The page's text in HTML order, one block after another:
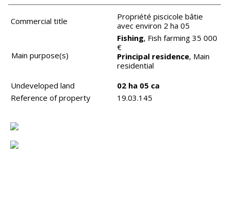
Commercial title
Propriété piscicole bâtie
avec environ 2 ha 05
Main purpose(s)
Fishing, Fish farming 35 000
€
Principal residence, Main
residential
Undeveloped land
02 ha 05 ca
Reference of property
19.03.145